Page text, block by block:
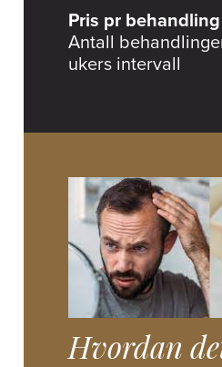
Pris pr behandling
Antall
ukers intervall
Hvordan